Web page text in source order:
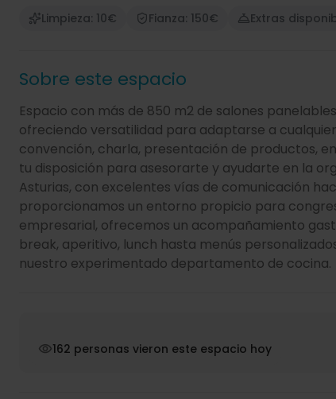
Limpieza: 10€ Fianza: 150€ Extras
Sobre este espacio
Espacio con más de 850 m2 de salones
ofreciendo versatilidad para adaptarse a
convención, charla, presentación de productos,
tu disposición para asesorarte y ayudarte en la
Asturias, con excelentes vías de comunicación
proporcionamos un entorno propicio para
empresarial, ofrecemos un acompañamiento
break, aperitivo, lunch hasta menús
nuestro experimentado departamento de cocina.
162 personas vieron este espacio hoy